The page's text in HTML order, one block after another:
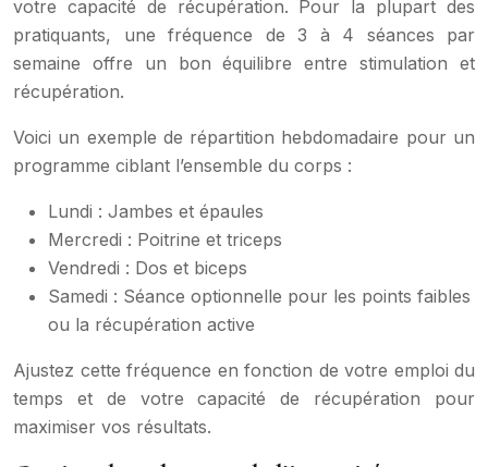
votre capacité de récupération. Pour la plupart des
pratiquants, une fréquence de 3 à 4 séances par
semaine offre un bon équilibre entre stimulation et
récupération.
Voici un exemple de répartition hebdomadaire pour un
programme ciblant l’ensemble du corps :
Lundi : Jambes et épaules
Mercredi : Poitrine et triceps
Vendredi : Dos et biceps
Samedi : Séance optionnelle pour les points faibles
ou la récupération active
Ajustez cette fréquence en fonction de votre emploi du
temps et de votre capacité de récupération pour
maximiser vos résultats.